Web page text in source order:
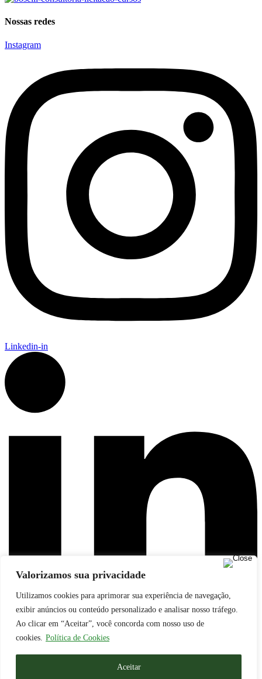
Valorizamos sua privacidade
Utilizamos cookies para aprimorar sua experiência de navegação,
exibir anúncios ou conteúdo personalizado e analisar nosso tráfego.
Ao clicar em “Aceitar”, você concorda com nosso uso de
cookies. Política de Cookies
Aceitar
Nossas redes
Instagram
Linkedin-in
© Boselli Licitações